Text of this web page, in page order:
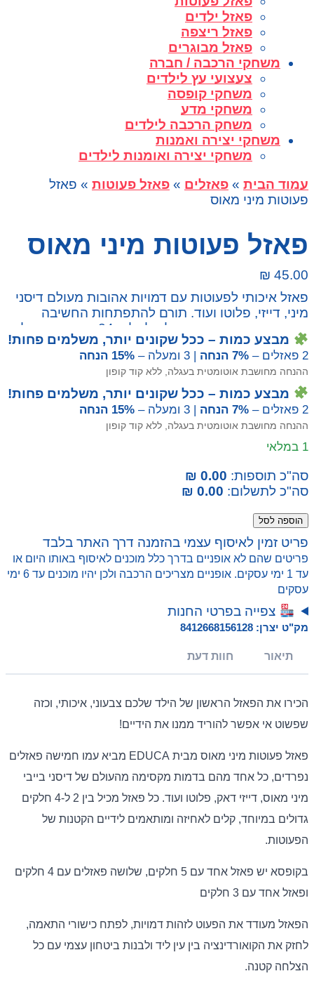
פאזל ילדים
פאזל ריצפה
פאזל מבוגרים
משחקי הרכבה / חברה
צעצועי עץ לילדים
משחקי קופסה
משחקי מדע
משחק הרכבה לילדים
משחקי יצירה ואמנות
משחקי יצירה ואומנות לילדים
עמוד הבית» פאזלים» פאזל פעוטות» פאזל
פעוטות מיני מאוס
פאזל פעוטות מיני מאוס
₪ 45.00
פאזל איכותי לפעוטות עם דמויות אהובות מעולם דיסני
מיני, דייזי, פלוטו ועוד. תורם להתפתחות החשיבה
והמוטוריקה העדינה. מושלם לגילאי 24 חודשים ומעלה.
מבצע כמות – ככל שקונים יותר, משלמים פחות!
2 פאזלים – 7% הנחה | 3 ומעלה – 15% הנחה
ההנחה מחושבת אוטומטית בעגלה, ללא קוד קופון
מבצע כמות – ככל שקונים יותר, משלמים פחות!
2 פאזלים – 7% הנחה | 3 ומעלה – 15% הנחה
ההנחה מחושבת אוטומטית בעגלה, ללא קוד קופון
1 במלאי
סה"כ תוספות: 0.00 ₪
סה"כ לתשלום: 0.00 ₪
כמות
פאזל
פעוטות
מיני
מאוס
הוספה לסל
פריט זמין לאיסוף עצמי בהזמנה דרך האתר בלבד
פריטים שהם לא אופניים בדרך כלל מוכנים לאיסוף באותו היום או
עד 1 ימי עסקים. אופניים מצריכים הרכבה ולכן יהיו מוכנים עד 6 ימי
עסקים
צפייה בפרטי החנות
מק"ט יצרן: 8412668156128
תיאור חוות דעת
הכירו את הפאזל הראשון של הילד שלכם צבעוני, איכותי, וכזה
שפשוט אי אפשר להוריד ממנו את הידיים!
פאזל פעוטות מיני מאוס מבית EDUCA מביא עמו חמישה פאזלים
נפרדים, כל אחד מהם בדמות מקסימה מהעולם של דיסני בייבי
מיני מאוס, דייזי דאק, פלוטו ועוד. כל פאזל מכיל בין 2 ל-4 חלקים
גדולים במיוחד, קלים לאחיזה ומותאמים לידיים הקטנות של
הפעוטות.
בקופסא יש פאזל אחד עם 5 חלקים, שלושה פאזלים עם 4 חלקים
ופאזל אחד עם 3 חלקים
הפאזל מעודד את הפעוט לזהות דמויות, לפתח כישורי התאמה,
לחזק את הקואורדינציה בין עין ליד ולבנות ביטחון עצמי עם כל
הצלחה קטנה.